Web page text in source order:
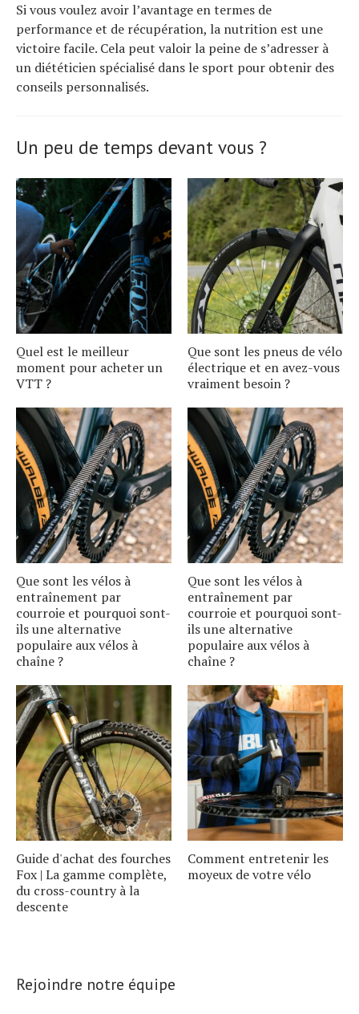
Si vous voulez avoir l’avantage en termes de
performance et de récupération, la nutrition est une
victoire facile. Cela peut valoir la peine de s’adresser à
un diététicien spécialisé dans le sport pour obtenir des
conseils personnalisés.
Un peu de temps devant vous ?
Quel est le meilleur
moment pour acheter un
VTT ?
Que sont les pneus de vélo
électrique et en avez-vous
vraiment besoin ?
Que sont les vélos à
entraînement par
courroie et pourquoi sont-
ils une alternative
populaire aux vélos à
chaîne ?
Que sont les vélos à
entraînement par
courroie et pourquoi sont-
ils une alternative
populaire aux vélos à
chaîne ?
Guide d'achat des fourches
Fox | La gamme complète,
du cross-country à la
descente
Comment entretenir les
moyeux de votre vélo
Rejoindre notre équipe